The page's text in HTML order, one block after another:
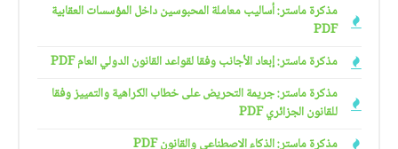
مذكرة ماستر: أساليب معاملة المحبوسين داخل المؤسسات العقابية
PDF
مذكرة ماستر: إبعاد الأجانب وفقا لقواعد القانون الدولي العام PDF
مذكرة ماستر: جريمة التحريض على خطاب الكراهية والتمييز وفقا
للقانون الجزائري PDF